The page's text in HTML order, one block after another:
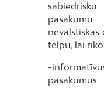
telpu, lai
-
pasākumus